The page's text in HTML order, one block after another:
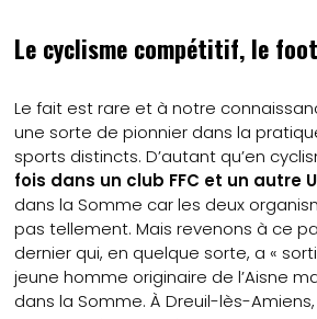
Le cyclisme compétitif, le
Le fait est rare et à notre
une sorte de pionnier dans la
sports distincts. D’autant qu’en
fois dans un club FFC et un autre
dans la Somme car les deux
pas tellement. Mais revenons à ce
dernier qui, en quelque sorte, a «
jeune homme originaire de l’Aisne
dans la Somme. À Dreuil-lès-